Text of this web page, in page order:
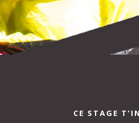
CE STAGE